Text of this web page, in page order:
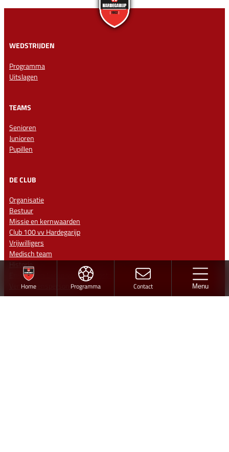
Home Programma Contact Menu
WEDSTRIJDEN
Programma
Uitslagen
TEAMS
Senioren
Junioren
Pupillen
DE CLUB
Organisatie
Bestuur
Missie en kernwaarden
Club 100 vv Hardegarijp
Vrijwilligers
Medisch team
Historie
Ereleden en Leden van Verdienste
Vertrouwenspersonen